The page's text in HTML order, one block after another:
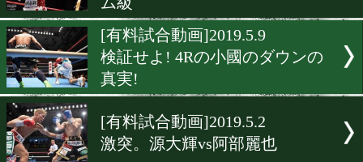
[有料試合動画]2019.11.2
KOシーン満載!10月は3興
合
[日本ユース]2019.10.5